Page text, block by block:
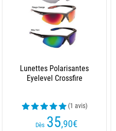
Lunettes Polarisantes
Eyelevel Crossfire
(1 avis)
Dès 35,90€